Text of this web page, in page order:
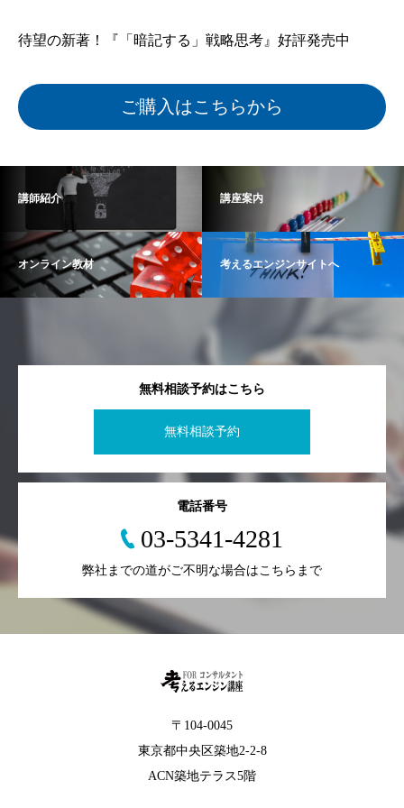
待望の新著！『「暗記する」戦略思考』好評発売中
ご購入はこちらから
講師紹介 講座案内
オンライン教材 考えるエンジンサイトへ
無料相談予約はこちら
無料相談予約
電話番号
03-5341-4281
弊社までの道がご不明な場合はこちらまで
〒104-0045
東京都中央区築地2-2-8
ACN築地テラス5階